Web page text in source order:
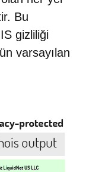
Bu
gizliliği
varsayılan